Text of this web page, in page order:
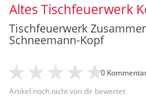
Altes Tischfeuerwerk
Tischfeuerwerk
Schneemann-Kopf
Artikel noch nicht von dir bewertet
0